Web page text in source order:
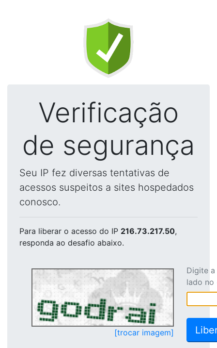
Verificação
de segurança
Seu IP fez diversas tentativas de
acessos suspeitos a sites hospedados
conosco.
Para liberar o acesso do IP 216.73.217.50,
responda ao desafio abaixo.
[trocar imagem]
Digite
lado no